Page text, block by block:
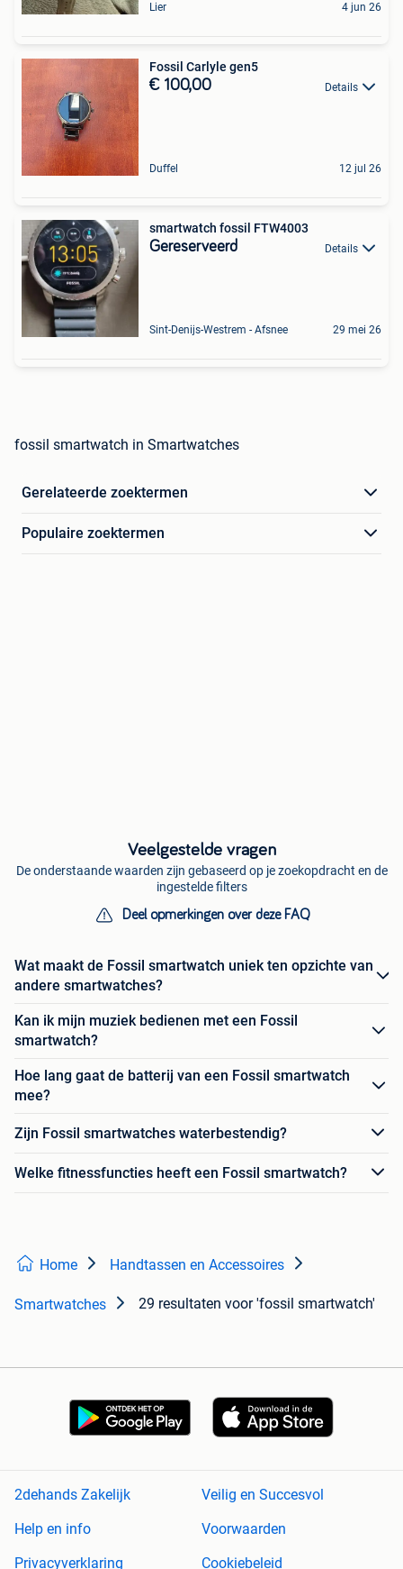
Lier 4 jun 26
Fossil Carlyle gen5
€ 100,00 Details
Duffel 12 jul 26
smartwatch fossil FTW4003
Gereserveerd Details
Sint-Denijs-Westrem - Afsnee 29 mei 26
fossil smartwatch in Smartwatches
Gerelateerde zoektermen
Populaire zoektermen
Veelgestelde vragen
De onderstaande waarden zijn gebaseerd op je zoekopdracht en de
ingestelde filters
Deel opmerkingen over deze FAQ
Wat maakt de Fossil smartwatch uniek ten opzichte van
andere smartwatches?
Kan ik mijn muziek bedienen met een Fossil
smartwatch?
Hoe lang gaat de batterij van een Fossil smartwatch
mee?
Zijn Fossil smartwatches waterbestendig?
Welke fitnessfuncties heeft een Fossil smartwatch?
Home Handtassen en Accessoires
Smartwatches 29 resultaten voor 'fossil smartwatch'
2dehands Zakelijk
Veilig en Succesvol
Help en info
Voorwaarden
Privacyverklaring
Cookiebeleid